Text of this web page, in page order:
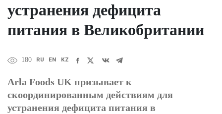
устранения дефицита
питания в Великобритании
180 RU EN KZ
Arla Foods UK призывает к
скоординированным действиям для
устранения дефицита питания в